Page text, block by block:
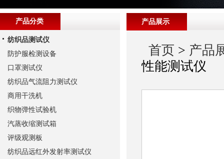
产品展示
首页 > 产品
性能测试仪
产品分类
纺织品测试仪
防护服检测设备
口罩测试仪
纺织品气流阻力测试仪
商用干洗机
织物弹性试验机
汽蒸收缩测试箱
评级观测板
纺织品远红外发射率测试仪